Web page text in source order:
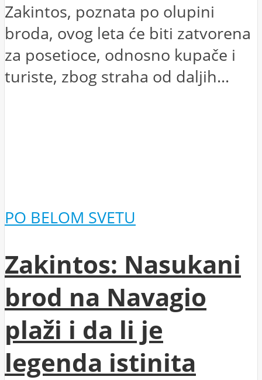
Zakintos, poznata po olupini
broda, ovog leta će biti zatvorena
za posetioce, odnosno kupače i
turiste, zbog straha od daljih...
PO BELOM SVETU
Zakintos: Nasukani
brod na Navagio
plaži i da li je
legenda istinita